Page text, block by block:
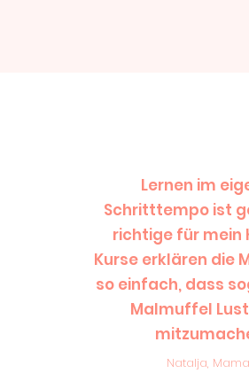
Mehr Kurse sehen
Lernen im
Schritttempo ist
richtige für mein
Kurse erklären die
so einfach, dass
Malmuffel
Natalja, Mama